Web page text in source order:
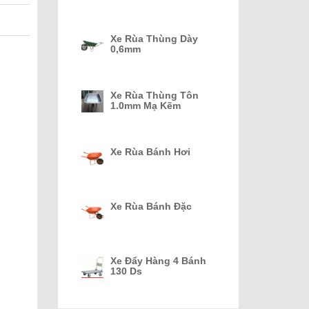
Xe Rùa Thùng Dày
0,6mm
Xe Rùa Thùng Tôn
1.0mm Mạ Kẽm
Xe Rùa Bánh Hơi
Xe Rùa Bánh Đặc
Xe Đẩy Hàng 4 Bánh
130 Ds